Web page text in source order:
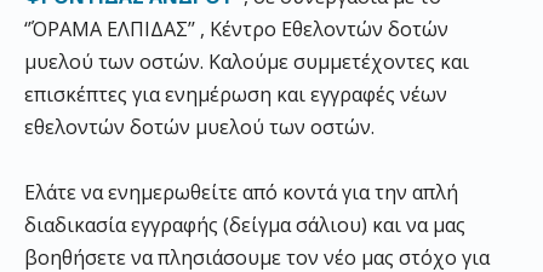
‘’ΌΡΑΜΑ ΕΛΠΙΔΑΣ’’ , Κέντρο Εθελοντών δοτών
μυελού των οστών. Καλούμε συμμετέχοντες και
επισκέπτες για ενημέρωση και εγγραφές νέων
εθελοντών δοτών μυελού των οστών.
Ελάτε να ενημερωθείτε από κοντά για την απλή
διαδικασία εγγραφής (δείγμα σάλιου) και να μας
βοηθήσετε να πλησιάσουμε τον νέο μας στόχο για